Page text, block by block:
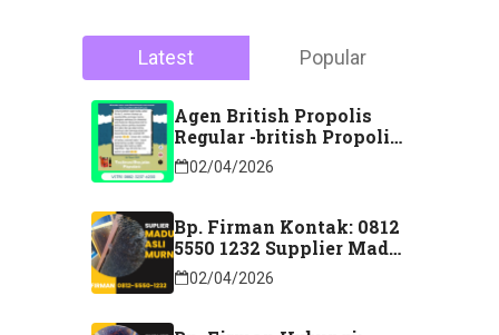
Latest Popular
Agen British Propolis
Regular -british Propolis
Regular Di Majene
Sulawesi Barat Hubungi
02/04/2026
Bp. Firman Kontak: 0812
5550 1232 Supplier Madu
Asli Murni Sidoarjo
Jawa Timur
02/04/2026